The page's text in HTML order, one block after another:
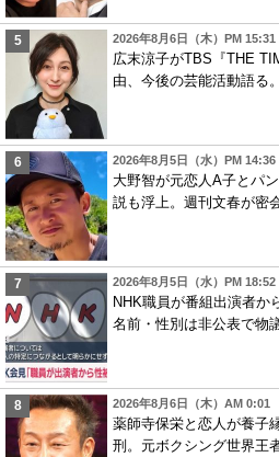
2026年8月6日（木）PM 15:31
広末涼子がTBS『THE
由、今後の芸能活動語る
2026年8月5日（水）PM 14:36
大野智が元恋人A子とパ
説も浮上。週刊文春が密
2026年8月5日（水）PM 18:52
NHK職員が番組出演者か
名前・性別は非公表で物
2026年8月6日（木）AM 0:01
薬師寺保栄と恋人が養子
刑。元ボクシング世界王